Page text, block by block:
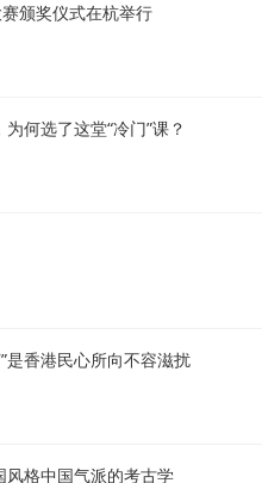
颁奖仪式在杭举行
何选了这堂“冷门”课？
是香港民心所向不容滋扰
风格中国气派的考古学